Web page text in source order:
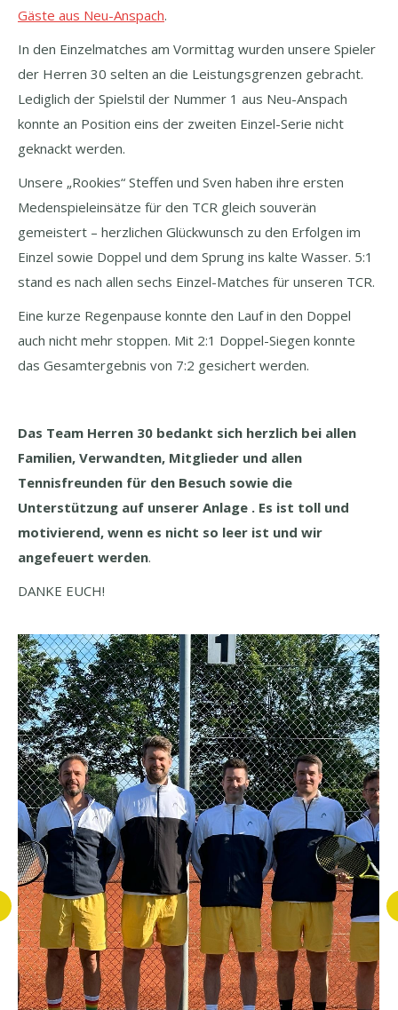
Gäste aus Neu-Anspach.
In den Einzelmatches am Vormittag wurden unsere Spieler
der Herren 30 selten an die Leistungsgrenzen gebracht.
Lediglich der Spielstil der Nummer 1 aus Neu-Anspach
konnte an Position eins der zweiten Einzel-Serie nicht
geknackt werden.
Unsere „Rookies“ Steffen und Sven haben ihre ersten
Medenspieleinsätze für den TCR gleich souverän
gemeistert – herzlichen Glückwunsch zu den Erfolgen im
Einzel sowie Doppel und dem Sprung ins kalte Wasser. 5:1
stand es nach allen sechs Einzel-Matches für unseren TCR.
Eine kurze Regenpause konnte den Lauf in den Doppel
auch nicht mehr stoppen. Mit 2:1 Doppel-Siegen konnte
das Gesamtergebnis von 7:2 gesichert werden.
Das Team Herren 30 bedankt sich herzlich bei allen
Familien, Verwandten, Mitglieder und allen
Tennisfreunden für den Besuch sowie die
Unterstützung auf unserer Anlage . Es ist toll und
motivierend, wenn es nicht so leer ist und wir
angefeuert werden.
DANKE EUCH!